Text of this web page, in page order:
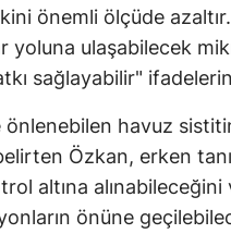
önemli ölçüde
yoluna ulaşabilecek
sağlayabilir"
havuz
Özkan, erken
altına
önüne